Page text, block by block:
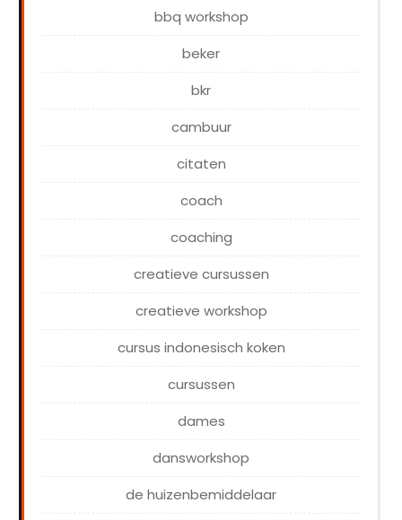
bbq workshop
beker
bkr
cambuur
citaten
coach
coaching
creatieve cursussen
creatieve workshop
cursus indonesisch koken
cursussen
dames
dansworkshop
de huizenbemiddelaar